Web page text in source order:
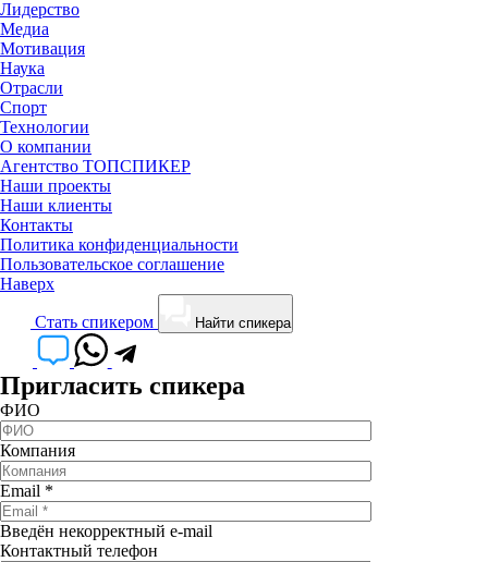
Лидерство
Медиа
Мотивация
Наука
Отрасли
Спорт
Технологии
О компании
Агентство ТОПСПИКЕР
Наши проекты
Наши клиенты
Контакты
Политика конфиденциальности
Пользовательское соглашение
Наверх
Cтать спикером Найти спикера
Пригласить спикера
ФИО
Компания
Email *
Введён некорректный e-mail
Контактный телефон